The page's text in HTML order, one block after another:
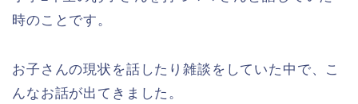
時のことです。
お子さんの現状を話したり雑談をしていた中で、こ
んなお話が出てきました。